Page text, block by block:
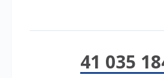
41 035